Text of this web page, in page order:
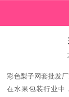
彩色梨子网套批发
在水果包装行业中